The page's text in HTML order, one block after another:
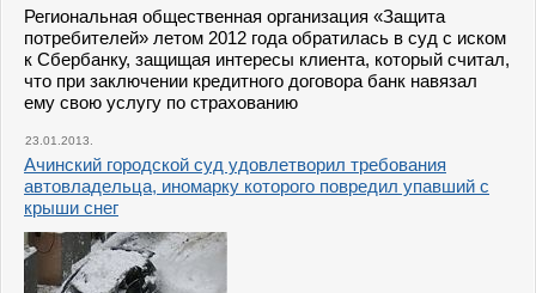
Региональная общественная организация «Защита
потребителей» летом 2012 года обратилась в суд с иском
к Сбербанку, защищая интересы клиента, который считал,
что при заключении кредитного договора банк навязал
ему свою услугу по страхованию
23.01.2013.
Ачинский городской суд удовлетворил требования
автовладельца, иномарку которого повредил упавший с
крыши снег